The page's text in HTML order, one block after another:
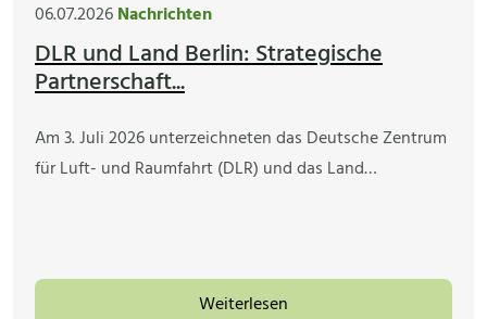
06.07.2026Nachrichten
DLR und Land Berlin: Strategische
Partnerschaft...
Am 3. Juli 2026 unterzeichneten das Deutsche Zentrum
für Luft- und Raumfahrt (DLR) und das Land…
Weiterlesen